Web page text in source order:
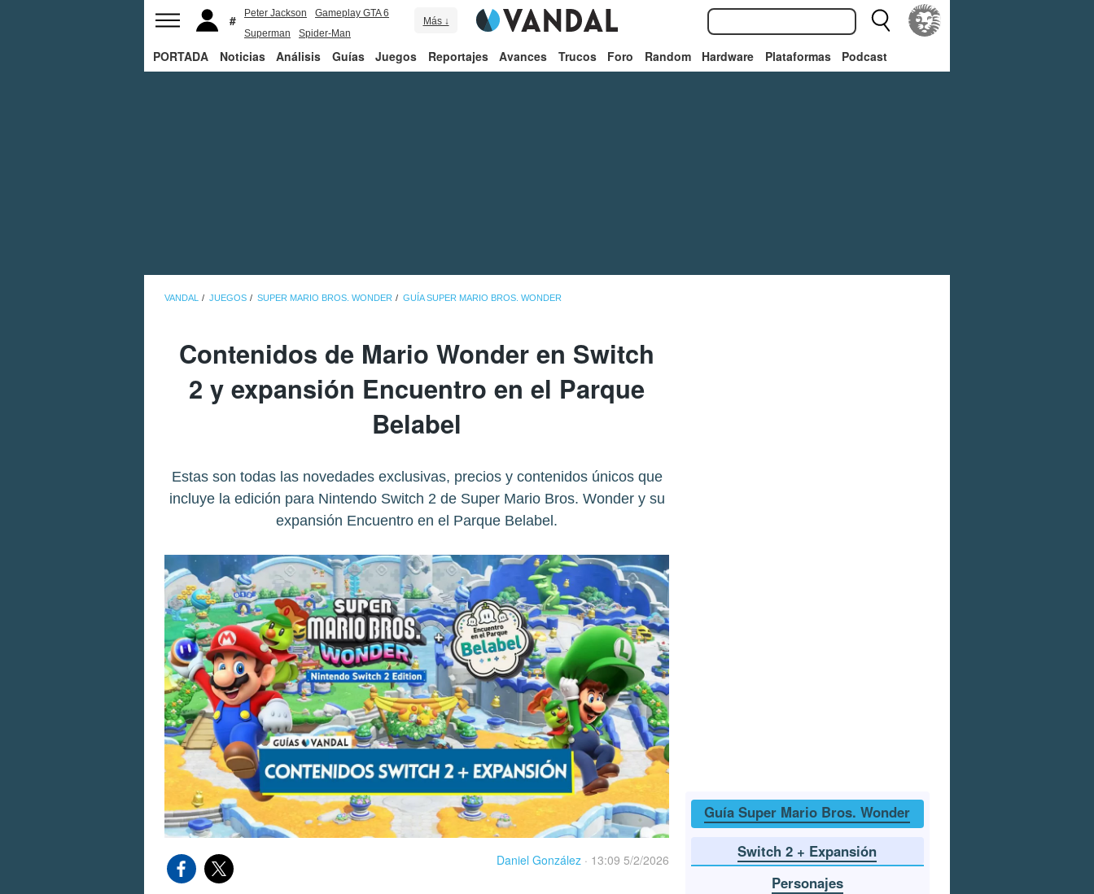
Peter Jackson
Gameplay GTA 6
Superman
Spider-Man
Más ↓
PORTADA Noticias Análisis Guías Juegos Reportajes Avances Trucos Foro Random Hardware Plataformas Podcast
VANDAL JUEGOS SUPER MARIO BROS. WONDER GUÍA SUPER MARIO BROS. WONDER
Contenidos de Mario Wonder en Switch
2 y expansión Encuentro en el Parque
Belabel
Estas son todas las novedades exclusivas, precios y contenidos únicos que
incluye la edición para Nintendo Switch 2 de Super Mario Bros. Wonder y su
expansión Encuentro en el Parque Belabel.
Daniel González · 13:09 5/2/2026
Guía Super Mario Bros. Wonder
Switch 2 + Expansión
Personajes